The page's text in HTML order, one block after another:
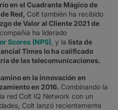
en el Cuadrante Mágico de
Red, Colt también ha recibido
de Valor al Cliente 2021 de
ha liderado
Scores (NPS) , y la lista de
Times lo ha calificado
de las telecomunicaciones.
en la innovación en
en 2016. Combinando la
red Colt IQ Network con un
Colt lanzó recientemente